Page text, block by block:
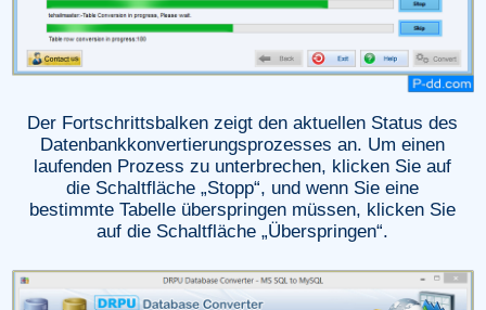
Der Fortschrittsbalken zeigt den aktuellen Status des
Datenbankkonvertierungsprozesses an. Um einen
laufenden Prozess zu unterbrechen, klicken Sie auf
die Schaltfläche „Stopp“, und wenn Sie eine
bestimmte Tabelle überspringen müssen, klicken Sie
auf die Schaltfläche „Überspringen“.